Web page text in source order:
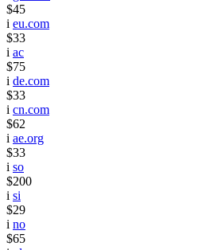
$45
i eu.com
$33
i ac
$75
i de.com
$33
i cn.com
$62
i ae.org
$33
i so
$200
i si
$29
i no
$65